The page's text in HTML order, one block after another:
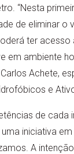
“Nesta
de eliminar o
ter
em ambiente
Achete,
e
de cada
iniciativa
A